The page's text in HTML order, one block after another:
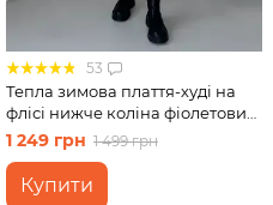
53
Тепла зимова плаття-худі на
флісі нижче коліна фіолетовий
Merlini Рошель 700001005,
розмір 42-44 (S-M)
1 249 грн 1 499 грн
Купити